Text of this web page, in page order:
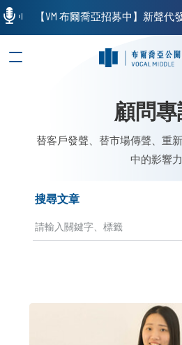
顧問
替客戶發聲、替市場傳聲、重
中的影響力
搜尋文章